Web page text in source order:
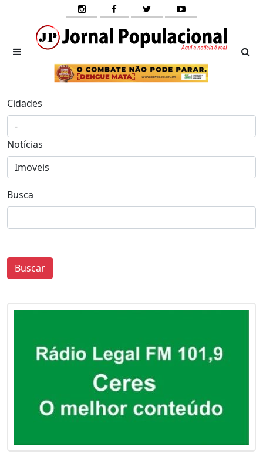
Cidades
Notícias
Busca
Buscar